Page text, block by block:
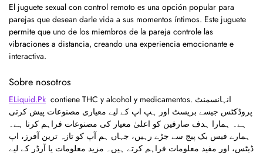
El juguete sexual con control remoto es una opción popular para
parejas que desean darle vida a sus momentos íntimos. Este juguete
permite que uno de los miembros de la pareja controle las
vibraciones a distancia, creando una experiencia emocionante e
interactiva.
Sobre nosotros
ELiquid.Pk contiene THC y alcohol y medicamentos. انہانسمنٹ
پروڈکٹس جیسے بریسٹ اور ہپ اپ کے لیے معیاری مصنوعات پیش کرتی
ہے۔ ہمارا ہدف صارفین کو اعلیٰ معیار کی مصنوعات فراہم کرنا ہے۔
ہمارے فیس بک پیج سے جڑے رہیں، جہاں ہم آپ کو تازہ ترین آفرز، اپ
ڈیٹس، اور مفید معلومات فراہم کرتے ہیں۔ مزید معلومات یا آرڈر کے لیے